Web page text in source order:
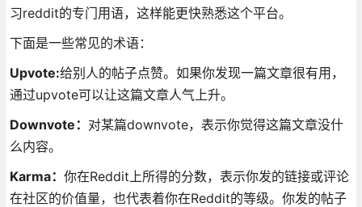
习reddit的专门用语，这样能更快熟悉这个平台。
下面是一些常见的术语：
Upvote:给别人的帖子点赞。如果你发现一篇文章很有用，
通过upvote可以让这篇文章人气上升。
Downvote： 对某篇downvote，表示你觉得这篇文章没什
么内容。
Karma： 你在Reddit上所得的分数，表示你发的链接或评论
在社区的价值量，也代表着你在Reddit的等级。你发的帖子